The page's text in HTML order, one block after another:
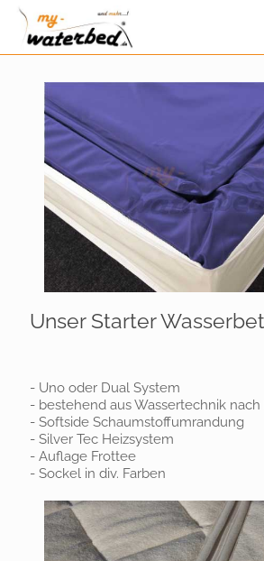
Unser Starter
- Uno oder Dual System
- bestehend aus Wassertechnik nach
- Softside Schaumstoffumrandung
- Silver Tec Heizsystem
- Auflage Frottee
- Sockel in div. Farben